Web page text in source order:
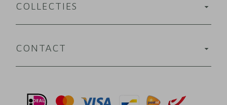
COLLECTIES
CONTACT